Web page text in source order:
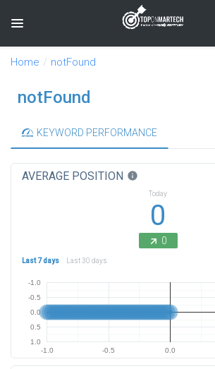
Toggle navigation
Home notFound
notFound
KEYWORD PERFORMANCE
AVERAGE POSITION info
Today
0
0
Last 7 days Last 30 days
-1.0 -0.5 0.0
-1.0
-0.5
0.0
0.5
1.0